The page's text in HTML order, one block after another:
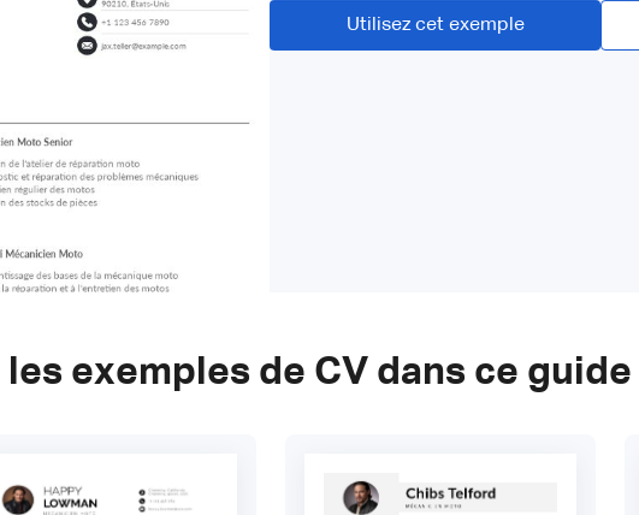
Utilisez cet exemple
exemples de CV dans ce guide